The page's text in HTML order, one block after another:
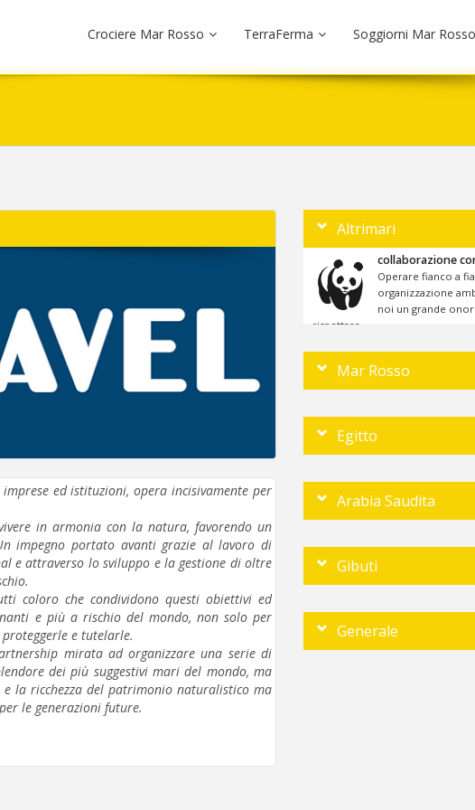
Crociere Mar Rosso TerraFerma Soggiorni Mar Rosso
ed istituzioni, opera incisivamente per
in armonia con la natura, favorendo un
impegno portato avanti grazie al lavoro di
e attraverso lo sviluppo e la gestione di oltre
coloro che condividono questi obiettivi ed
e più a rischio del mondo, non solo per
e tutelarle.
mirata ad organizzare una serie di
dei più suggestivi mari del mondo, ma
la ricchezza del patrimonio naturalistico ma
le generazioni future.
Altrimari
collaborazione
Operare fianco a
organizzazione
noi un grande
rispettare ....
Mar Rosso
Egitto
Arabia Saudita
Gibuti
Generale